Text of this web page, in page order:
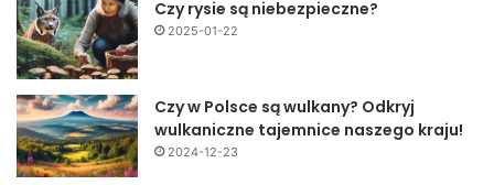
Czy rysie są niebezpieczne?
2025-01-22
Czy w Polsce są wulkany? Odkryj
wulkaniczne tajemnice naszego kraju!
2024-12-23